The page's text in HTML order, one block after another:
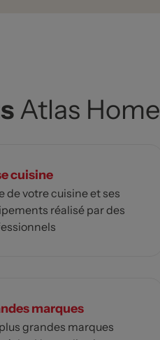
Atlas Home
cuisine
de votre cuisine et ses
réalisé par des
marques
grandes marques